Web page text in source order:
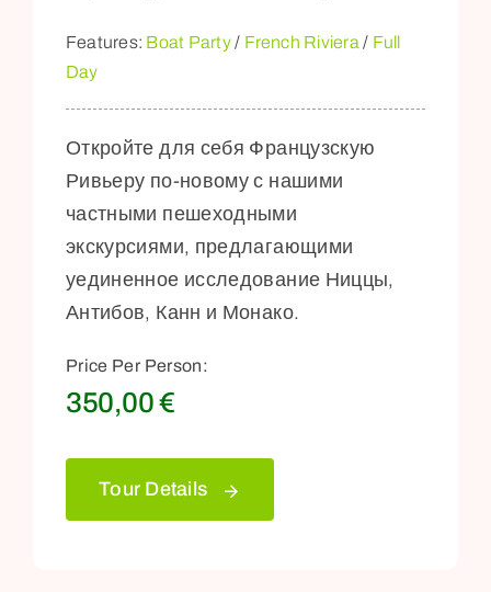
Features: Boat Party/ French Riviera / Full
Day
Откройте для себя Французскую
Ривьеру по-новому с нашими
частными пешеходными
экскурсиями, предлагающими
уединенное исследование Ниццы,
Антибов, Канн и Монако.
Price Per Person:
350,00€
Tour Details